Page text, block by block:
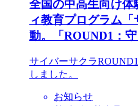
全国の中高生向け
ィ教育プログラム
動。「ROUND1：
サイバーサクラ
しました。
お知らせ